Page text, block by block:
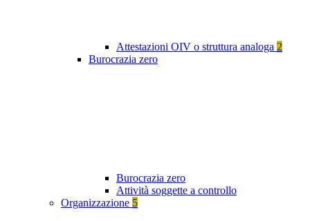
Attestazioni OIV o struttura analoga 2
Burocrazia zero
Burocrazia zero
Attività soggette a controllo
Organizzazione 5